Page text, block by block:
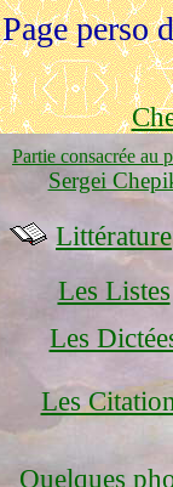
Page perso
Partie consacrée au
Sergei
Littérature
Les Listes
Les
Les
Quelques